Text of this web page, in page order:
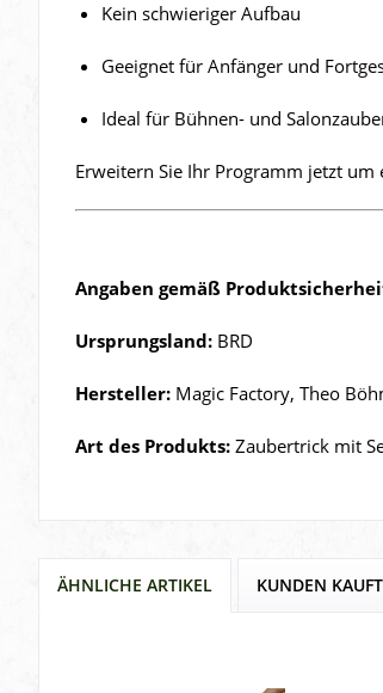
Kein schwieriger Aufbau
Geeignet für Anfänger und
Ideal für Bühnen- und
Erweitern Sie Ihr Programm jetzt um
Angaben gemäß
Ursprungsland: BRD
Hersteller: Magic Factory, Theo
Art des Produkts: Zaubertrick mit
ÄHNLICHE ARTIKEL KUNDEN